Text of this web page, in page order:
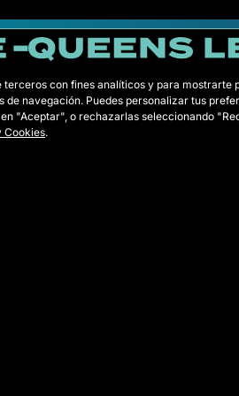
con fines analíticos y para mostrarte
de navegación. Puedes personalizar tus
"Aceptar", o rechazarlas seleccionando
Cookies.